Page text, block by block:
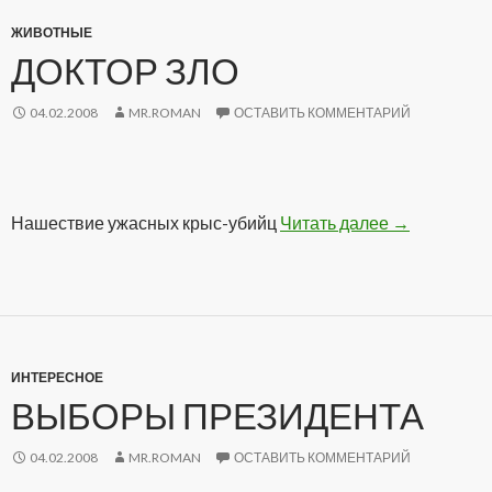
ЖИВОТНЫЕ
ДОКТОР ЗЛО
04.02.2008 MR.ROMAN ОСТАВИТЬ КОММЕНТАРИЙ
Нашествие ужасных крыс-убийц Читать далее Доктор Зло
→
ИНТЕРЕСНОЕ
ВЫБОРЫ ПРЕЗИДЕНТА
04.02.2008 MR.ROMAN ОСТАВИТЬ КОММЕНТАРИЙ